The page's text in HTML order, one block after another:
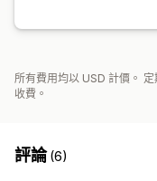
所有費用均以 USD 計價。
收費。
評論(6)